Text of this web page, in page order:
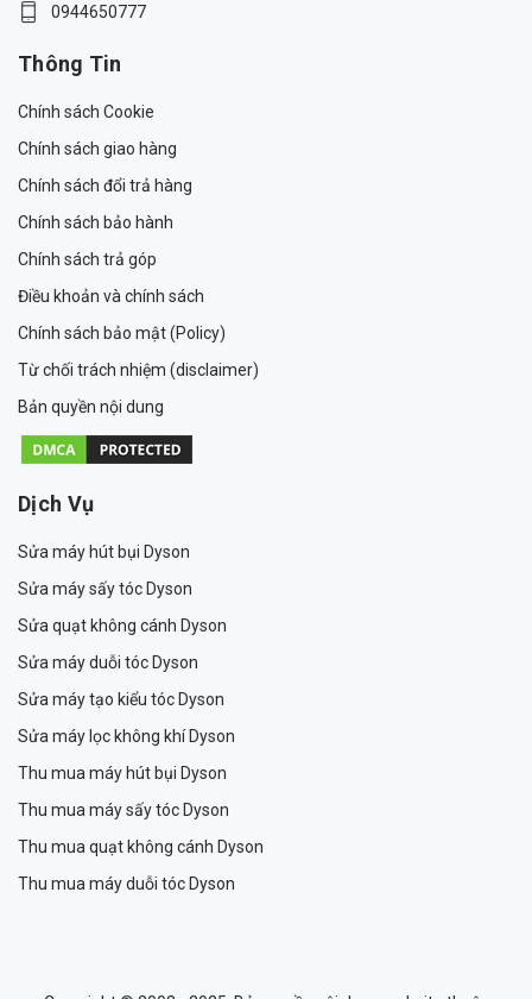
0944650777
Thông Tin
Chính sách Cookie
Chính sách giao hàng
Chính sách đổi trả hàng
Chính sách bảo hành
Chính sách trả góp
Điều khoản và chính sách
Chính sách bảo mật (Policy)
Từ chối trách nhiệm (disclaimer)
Bản quyền nội dung
Dịch Vụ
Sửa máy hút bụi Dyson
Sửa máy sấy tóc Dyson
Sửa quạt không cánh Dyson
Sửa máy duỗi tóc Dyson
Sửa máy tạo kiểu tóc Dyson
Sửa máy lọc không khí Dyson
Thu mua máy hút bụi Dyson
Thu mua máy sấy tóc Dyson
Thu mua quạt không cánh Dyson
Thu mua máy duỗi tóc Dyson